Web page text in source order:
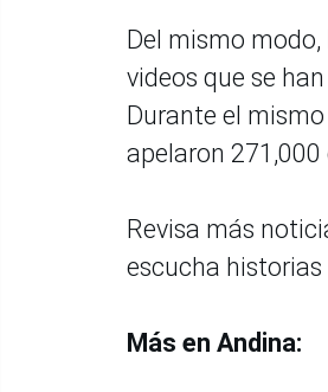
Del mismo
videos que se
Durante el
apelaron 271,000
Revisa más
escucha
Más en Andina: